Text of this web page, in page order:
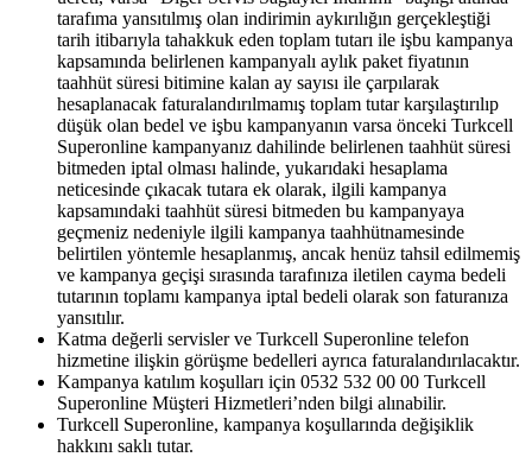
tarafıma yansıtılmış olan indirimin aykırılığın gerçekleştiği
tarih itibarıyla tahakkuk eden toplam tutarı ile işbu kampanya
kapsamında belirlenen kampanyalı aylık paket fiyatının
taahhüt süresi bitimine kalan ay sayısı ile çarpılarak
hesaplanacak faturalandırılmamış toplam tutar karşılaştırılıp
düşük olan bedel ve işbu kampanyanın varsa önceki Turkcell
Superonline kampanyanız dahilinde belirlenen taahhüt süresi
bitmeden iptal olması halinde, yukarıdaki hesaplama
neticesinde çıkacak tutara ek olarak, ilgili kampanya
kapsamındaki taahhüt süresi bitmeden bu kampanyaya
geçmeniz nedeniyle ilgili kampanya taahhütnamesinde
belirtilen yöntemle hesaplanmış, ancak henüz tahsil edilmemiş
ve kampanya geçişi sırasında tarafınıza iletilen cayma bedeli
tutarının toplamı kampanya iptal bedeli olarak son faturanıza
yansıtılır.
Katma değerli servisler ve Turkcell Superonline telefon
hizmetine ilişkin görüşme bedelleri ayrıca faturalandırılacaktır.
Kampanya katılım koşulları için 0532 532 00 00 Turkcell
Superonline Müşteri Hizmetleri’nden bilgi alınabilir.
Turkcell Superonline, kampanya koşullarında değişiklik
hakkını saklı tutar.